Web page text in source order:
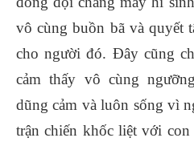
vô cùng buồn bã và quyết
cho người đó. Đây cũng
cảm thấy vô cùng
dũng cảm và luôn sống vì
trận chiến khốc liệt với